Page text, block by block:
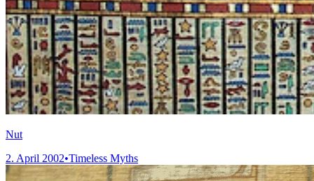
Nut
2. April 2002•Timeless Myths